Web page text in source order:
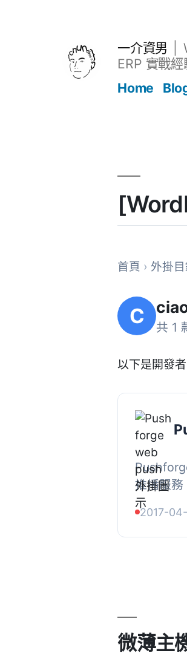
一介資男
ERP 實戰經
Home
首頁 › 外掛
C 共 1
以下是開發
推播服務
發送推播
上增加
2017-
微薄主